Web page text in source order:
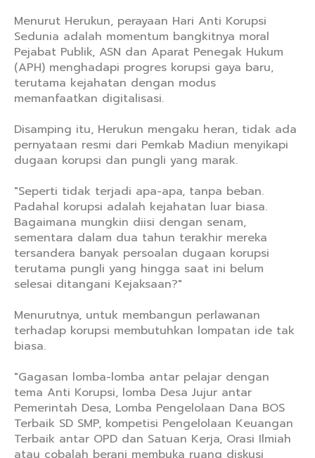
Menurut Herukun, perayaan Hari Anti Korupsi
Sedunia adalah momentum bangkitnya moral
Pejabat Publik, ASN dan Aparat Penegak Hukum
(APH) menghadapi progres korupsi gaya baru,
terutama kejahatan dengan modus
memanfaatkan digitalisasi.
Disamping itu, Herukun mengaku heran, tidak ada
pernyataan resmi dari Pemkab Madiun menyikapi
dugaan korupsi dan pungli yang marak.
"Seperti tidak terjadi apa-apa, tanpa beban.
Padahal korupsi adalah kejahatan luar biasa.
Bagaimana mungkin diisi dengan senam,
sementara dalam dua tahun terakhir mereka
tersandera banyak persoalan dugaan korupsi
terutama pungli yang hingga saat ini belum
selesai ditangani Kejaksaan?"
Menurutnya, untuk membangun perlawanan
terhadap korupsi membutuhkan lompatan ide tak
biasa.
"Gagasan lomba-lomba antar pelajar dengan
tema Anti Korupsi, lomba Desa Jujur antar
Pemerintah Desa, Lomba Pengelolaan Dana BOS
Terbaik SD SMP, kompetisi Pengelolaan Keuangan
Terbaik antar OPD dan Satuan Kerja, Orasi Ilmiah